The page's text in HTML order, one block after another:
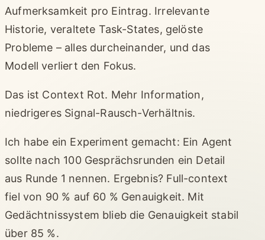
Aufmerksamkeit pro Eintrag. Irrelevante
Historie, veraltete Task-States, gelöste
Probleme – alles durcheinander, und das
Modell verliert den Fokus.
Das ist Context Rot. Mehr Information,
niedrigeres Signal-Rausch-Verhältnis.
Ich habe ein Experiment gemacht: Ein Agent
sollte nach 100 Gesprächsrunden ein Detail
aus Runde 1 nennen. Ergebnis? Full-context
fiel von 90 % auf 60 % Genauigkeit. Mit
Gedächtnissystem blieb die Genauigkeit stabil
über 85 %.